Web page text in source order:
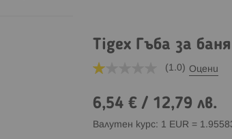
Tigex Гъба за баня
(1.0) Оцени
6,54 €/ 12,79 лв.
Валутен курс: 1 EUR =